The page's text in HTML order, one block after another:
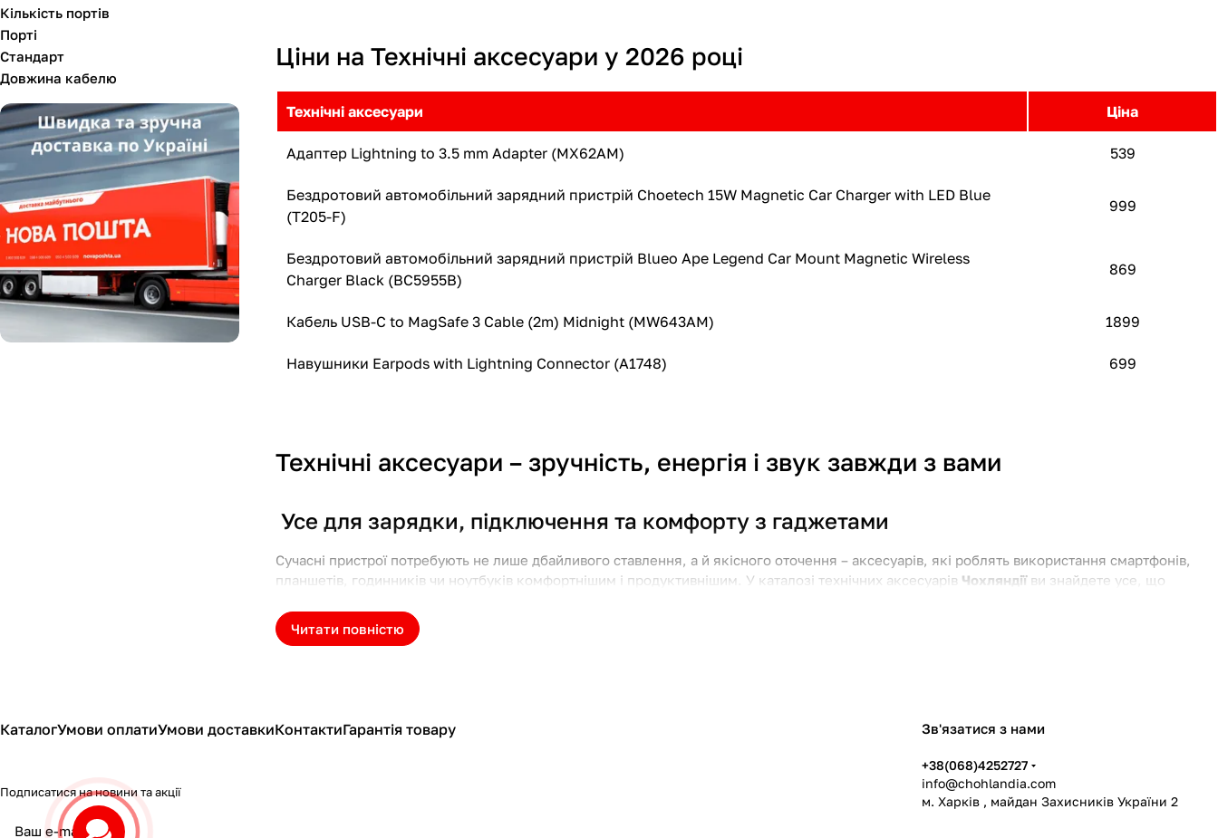
Ціни на Технічні аксесуари у 2026 році
Технічні аксесуари Ціна
Адаптер Lightning to 3.5 mm Adapter (MX62AM) 539
Бездротовий автомобільний зарядний пристрій Choetech 15W Magnetic Сar Сharger with LED Blue
(T205-F)
999
Бездротовий автомобільний зарядний пристрій Blueo Ape Legend Car Mount Magnetic Wireless
Charger Black (BC5955B)
869
Кабель USB-C to MagSafe 3 Cable (2m) Midnight (MW643AM) 1899
Навушники Earpods with Lightning Connector (A1748) 699
Технічні аксесуари – зручність, енергія і звук завжди з вами
Усе для зарядки, підключення та комфорту з гаджетами
Сучасні пристрої потребують не лише дбайливого ставлення, а й якісного оточення – аксесуарів, які роблять використання смартфонів,
планшетів, годинників чи ноутбуків комфортнішим і продуктивнішим. У каталозі технічних аксесуарів Чохляндії ви знайдете усе, що
Що входить до категорії технічних аксесуарів?
Читати повністю
Кількість портів
Порті
Стандарт
Довжина кабелю
КаталогУмови оплатиУмови доставкиКонтактиГарантія товару
Подписатися на новини та акції
Зв'язатися з нами
+38(068)4252727
info@chohlandia.com
м. Харків , майдан Захисників України 2